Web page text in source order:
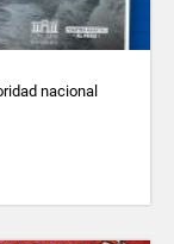
nacional